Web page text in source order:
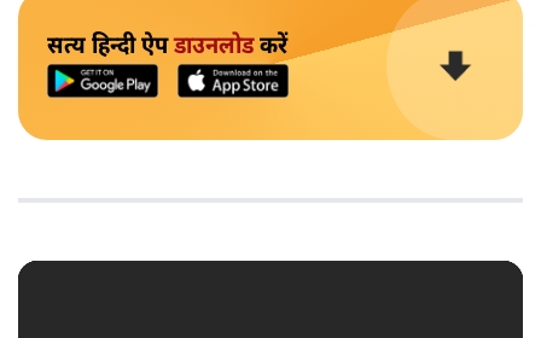
सत्य हिन्दी ऐपडाउनलोडकरें